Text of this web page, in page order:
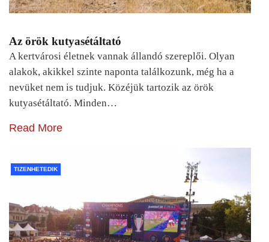
Az örök kutyasétáltató
A kertvárosi életnek vannak állandó szereplői. Olyan
alakok, akikkel szinte naponta találkozunk, még ha a
nevüket nem is tudjuk. Közéjük tartozik az örök
kutyasétáltató. Minden…
Read More
TIZENHETEDIK